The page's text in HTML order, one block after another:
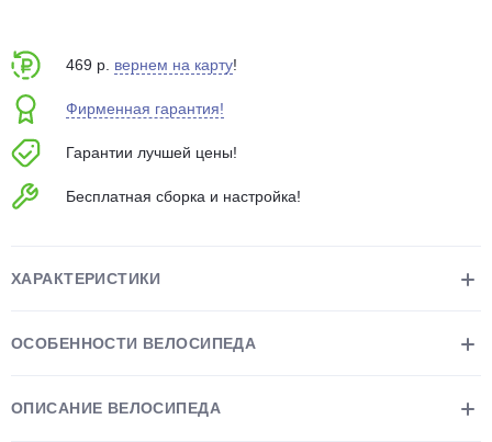
469 р. вернем на карту!
Фирменная гарантия!
Гарантии лучшей цены!
Бесплатная сборка и настройка!
ХАРАКТЕРИСТИКИ
ОСОБЕННОСТИ ВЕЛОСИПЕДА
ОПИСАНИЕ ВЕЛОСИПЕДА
Подробнее
plait.ru